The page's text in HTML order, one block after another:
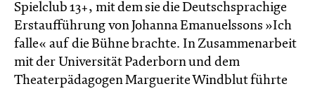
Spielclub 13+, mit dem sie die Deutschsprachige
Erstaufführung von Johanna Emanuelssons »Ich
falle« auf die Bühne brachte. In Zusammenarbeit
mit der Universität Paderborn und dem
Theaterpädagogen Marguerite Windblut führte